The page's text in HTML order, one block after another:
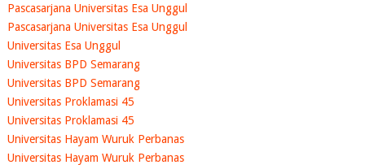
Pascasarjana Universitas Esa Unggul
Pascasarjana Universitas Esa Unggul
Universitas Esa Unggul
Universitas BPD Semarang
Universitas BPD Semarang
Universitas Proklamasi 45
Universitas Proklamasi 45
Universitas Hayam Wuruk Perbanas
Universitas Hayam Wuruk Perbanas